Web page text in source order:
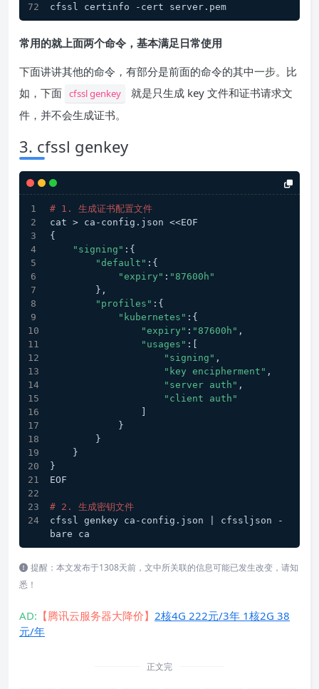
cfssl certinfo -cert server.pem
常用的就上面两个命令，基本满足日常使用
下面讲讲其他的命令，有部分是前面的命令的其中一步。比
如，下面 cfssl genkey
就是只生成 key 文件和证书请求文
件，并不会生成证书。
3. cfssl genkey
# 1. 生成证书配置文件
cat > ca-config.json <<EOF
{
"signing" :{
"default" :{
"expiry" : "87600h"
        },
"profiles" :{
"kubernetes" :{
"expiry" : "87600h" ,
"usages" :[
"signing" ,
"key encipherment" ,
"server auth" ,
"client auth"
            }
        }
    }
}
EOF
# 2. 生成密钥文件
cfssl genkey ca-config.json | cfssljson -
bare ca
提醒：本文发布于1308天前，文中所关联的信息可能已发生改变，请知
悉！
AD: 【腾讯云服务器大降价】 2核4G 222元/3年 1核2G 38
元/年
正文完